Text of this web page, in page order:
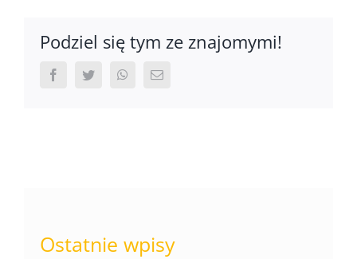
Podziel się tym ze znajomymi!
FacebookTwitter WhatsAppEmail
Ostatnie wpisy